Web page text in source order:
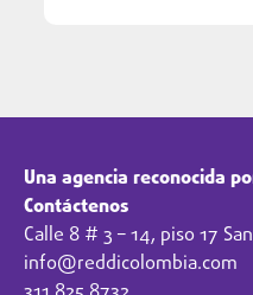
Una agencia reconocida
Contáctenos
Calle 8 # 3 – 14, piso 17
info@reddicolombia.com